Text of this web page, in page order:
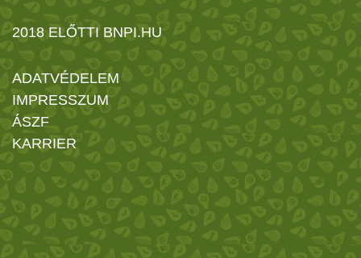
2018 ELŐTTI BNPI.HU
ADATVÉDELEM
IMPRESSZUM
ÁSZF
KARRIER